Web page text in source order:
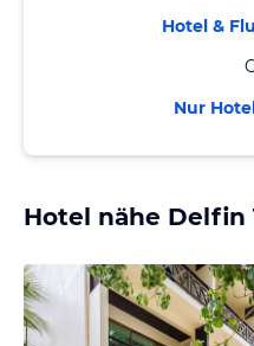
Hotel &
Nur
Hotel nähe Delfin